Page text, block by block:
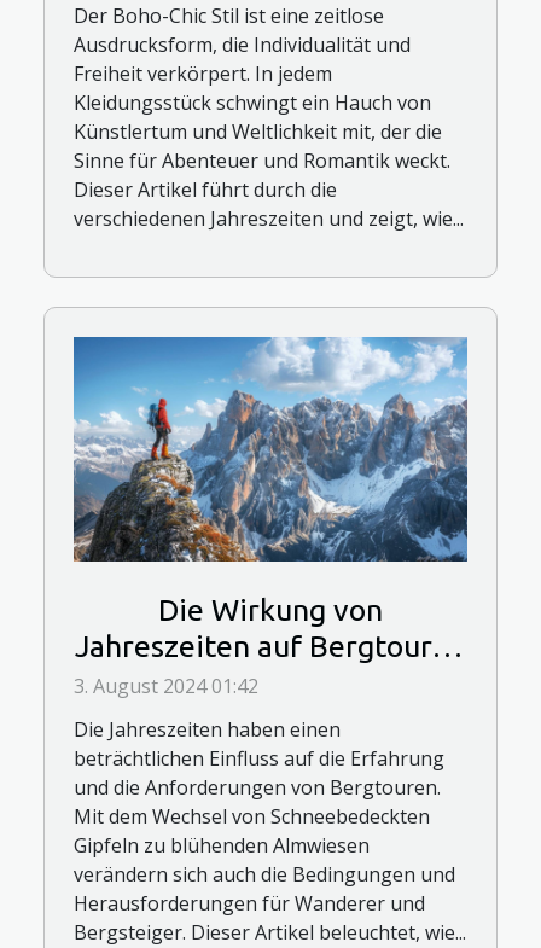
Der Boho-Chic Stil ist eine zeitlose
Ausdrucksform, die Individualität und
Freiheit verkörpert. In jedem
Kleidungsstück schwingt ein Hauch von
Künstlertum und Weltlichkeit mit, der die
Sinne für Abenteuer und Romantik weckt.
Dieser Artikel führt durch die
verschiedenen Jahreszeiten und zeigt, wie...
Die Wirkung von
Jahreszeiten auf Bergtouren
und ihre Planung
3. August 2024 01:42
Die Jahreszeiten haben einen
beträchtlichen Einfluss auf die Erfahrung
und die Anforderungen von Bergtouren.
Mit dem Wechsel von Schneebedeckten
Gipfeln zu blühenden Almwiesen
verändern sich auch die Bedingungen und
Herausforderungen für Wanderer und
Bergsteiger. Dieser Artikel beleuchtet, wie...